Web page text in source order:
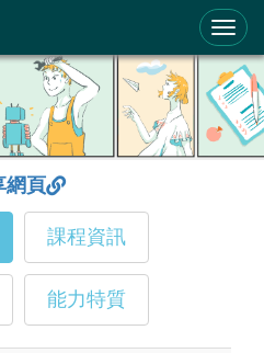
助系統
網頁
課程資訊
能力特質